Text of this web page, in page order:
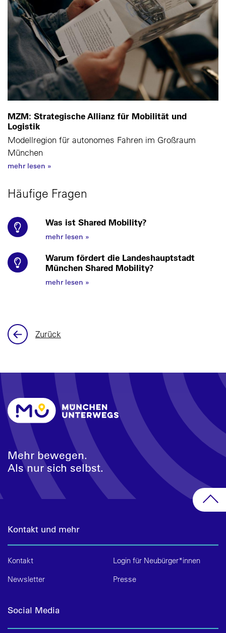
MZM: Strategische Allianz für Mobilität und
Logistik
Modellregion für autonomes Fahren im Großraum
München
mehr lesen »
Häufige Fragen
Was ist Shared Mobility?
mehr lesen »
Warum fördert die Landeshauptstadt
München Shared Mobility?
mehr lesen »
Zurück
Mehr bewegen.
Als nur sich selbst.
Kontakt und mehr
Kontakt
Login für Neubürger*innen
Newsletter
Presse
Social Media